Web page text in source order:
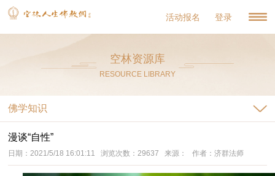
活动报名 登录
空林资源库
RESOURCE LIBRARY
佛学知识
漫谈“自性”
日期：2021/5/18 16:01:11 浏览次数：29637 来源： 作者：济群法师